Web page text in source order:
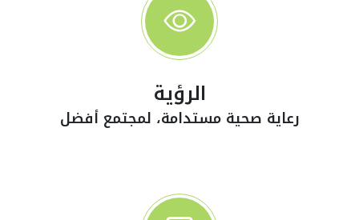
الرؤية
رعاية صحية مستدامة، لمجتمع أفضل